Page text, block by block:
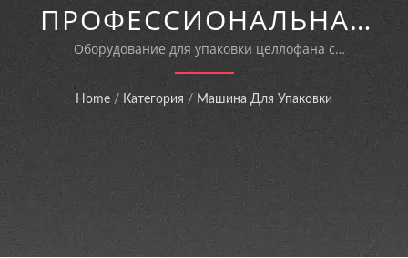
ПРОФЕССИОНАЛЬНАЯ
ПОЛУАВТОМАТИЧЕСКАЯ
МАШИНА ДЛЯ
ОБЕРТЫВАНИЯ
КОРОБОК,
ПРЕДНАЗНАЧЕННАЯ
ДЛЯ ТОЧНОЙ
Оборудование для упаковки целлофана с
сервомоторным управлением, произведенное в
Тайване, с системой быстрой смены размера.
Home / Категория / Машина Для Упаковки